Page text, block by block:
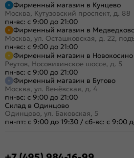
Фирменный магазин в Кунцево
Москва, Кутузовский проспект, д. 88
пн-вс: с 9:00 до 21:00
Фирменный магазин в
Москва, ул. Осташковская, д. 22,
пн-вс: с 9:00 до 21:00
Фирменный магазин в Новокосино
Реутов, Носовихинское шоссе, д. 5
пн-вс: с 9:00 до 21:00
Фирменный магазин в Бутово
Москва, ул. Венёвская, д. 4
пн-вс: с 9:00 до 21:00
Склад в Одинцово
Одинцово, ул. Баковская, 5
пн-пт: с 9:00 до 19:30 / сб-вс: с 9:00